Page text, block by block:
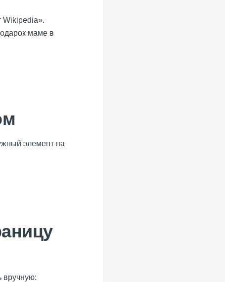
Wikipedia».
маме в
элемент на
вручную: